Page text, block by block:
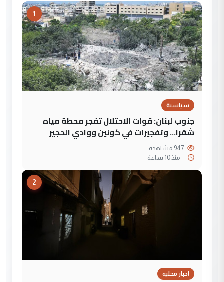
1
سياسية
جنوب لبنان: قوات الاحتلال تفجر محطة مياه
شقرا… وتفجيرات في كونين ووادي الحجير
--منذ 10 ساعة
2
اخبار محلية